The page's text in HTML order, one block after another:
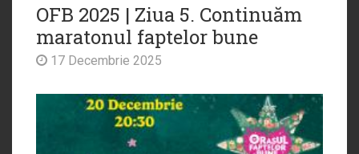
OFB 2025 | Ziua 5. Continuăm
maratonul faptelor bune
17 Decembrie 2025